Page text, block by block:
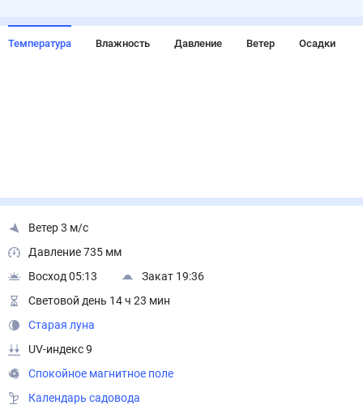
Температура Влажность Давление Ветер Осадки
Ветер 3 м/с
Давление 735 мм
Восход 05:13
Закат 19:36
Световой день 14 ч 23 мин
Старая луна
UV-индекс 9
Спокойное магнитное поле
Календарь садовода